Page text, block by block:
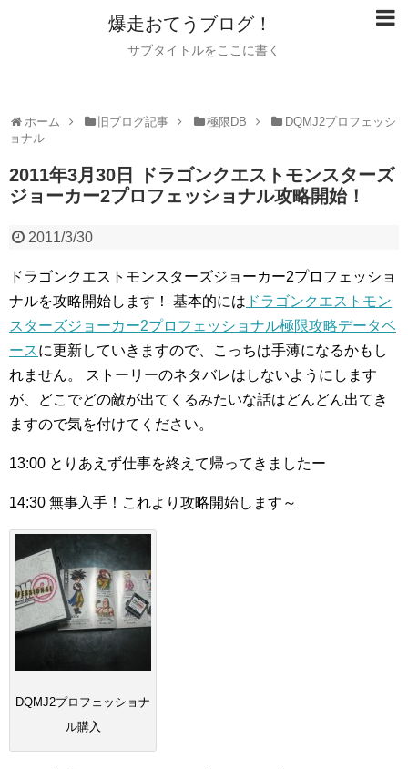
爆走おてうブログ！
サブタイトルをここに書く
ホーム 旧ブログ記事 極限DB
DQMJ2プロフェッシ
ョナル
2011年3月30日 ドラゴンクエストモンスターズ
ジョーカー2プロフェッショナル攻略開始！
2011/3/30
ドラゴンクエストモンスターズジョーカー2プロフェッショ
ナルを攻略開始します！
基本的には ドラゴンクエストモン
スターズジョーカー2プロフェッショナル極限攻略データベ
ースに更新していきますので、こっちは手薄になるかもし
れません。
ストーリーのネタバレはしないようにします
が、どこでどの敵が出てくるみたいな話はどんどん出てき
ますので気を付けてください。
13:00 とりあえず仕事を終えて帰ってきましたー
14:30 無事入手！これより攻略開始します～
DQMJ2プロフェッショナ
ル購入